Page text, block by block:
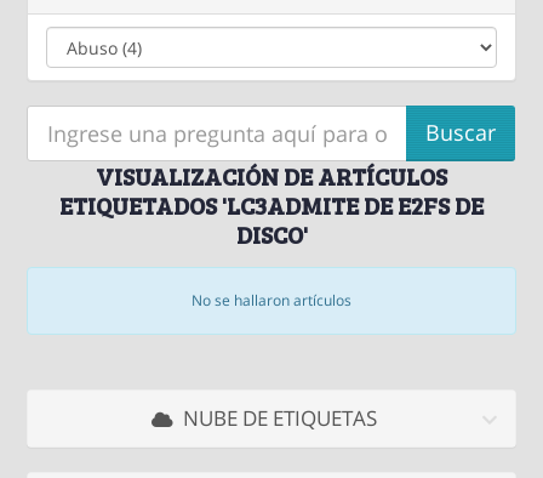
VISUALIZACIÓN DE ARTÍCULOS
ETIQUETADOS 'LC3ADMITE DE E2FS DE
DISCO'
No se hallaron artículos
NUBE DE ETIQUETAS